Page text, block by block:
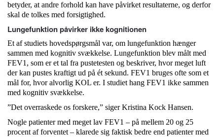
betyder, at andre forhold kan have påvirket resultaterne, og derfor
skal de tolkes med forsigtighed.
Lungefunktion påvirker ikke kognitionen
Et af studiets hovedspørgsmål var, om lungefunktion hænger
sammen med kognitiv svækkelse. Lungefunktion blev målt med
FEV1, som er et tal fra pustetesten og beskriver, hvor meget luft
der kan pustes kraftigt ud på ét sekund. FEV1 bruges ofte som et
mål for, hvor alvorlig KOL er. I studiet hang FEV1 ikke sammen
med kognitiv svækkelse.
”Det overraskede os forskere,” siger Kristina Kock Hansen.
Nogle patienter med meget lav FEV1 – på mellem 20 og 25
procent af forventet – klarede sig faktisk bedre end patienter med